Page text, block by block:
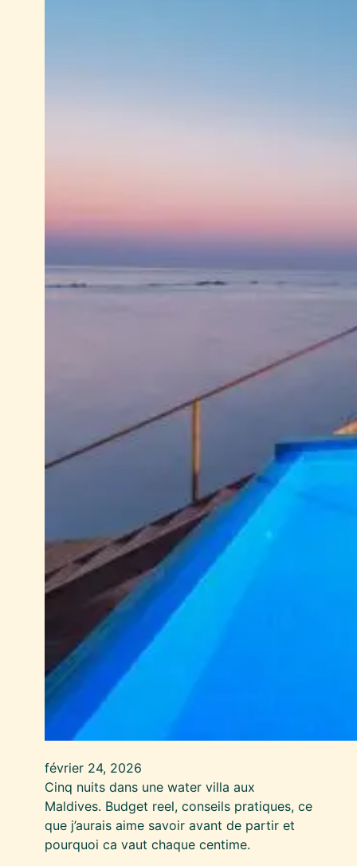
février 24, 2026
Cinq nuits dans une water villa aux
Maldives. Budget reel, conseils pratiques, ce
que j’aurais aime savoir avant de partir et
pourquoi ca vaut chaque centime.